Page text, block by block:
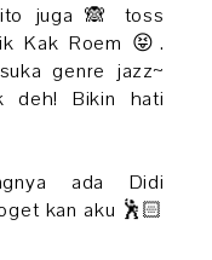
juga 🙈 toss
Kak Roem 😝.
genre jazz~
deh! Bikin hati
ada Didi
kan aku 🕺🏻